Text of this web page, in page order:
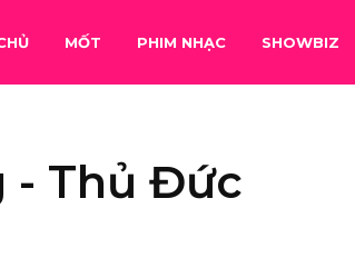
MỐT PHIM NHẠC SHOWBIZ
- Thủ Đức